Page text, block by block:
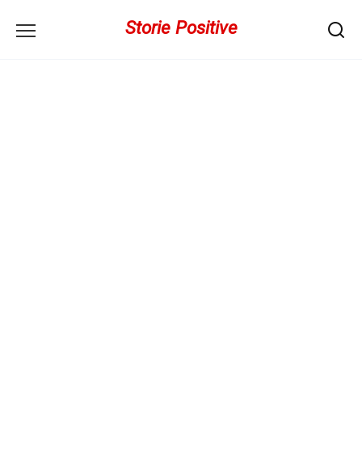
Storie Positive